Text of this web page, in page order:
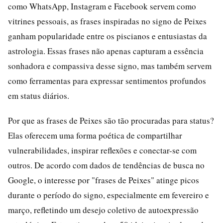
como WhatsApp, Instagram e Facebook servem como
vitrines pessoais, as frases inspiradas no signo de Peixes
ganham popularidade entre os piscianos e entusiastas da
astrologia. Essas frases não apenas capturam a essência
sonhadora e compassiva desse signo, mas também servem
como ferramentas para expressar sentimentos profundos
em status diários.
Por que as frases de Peixes são tão procuradas para status?
Elas oferecem uma forma poética de compartilhar
vulnerabilidades, inspirar reflexões e conectar-se com
outros. De acordo com dados de tendências de busca no
Google, o interesse por "frases de Peixes" atinge picos
durante o período do signo, especialmente em fevereiro e
março, refletindo um desejo coletivo de autoexpressão